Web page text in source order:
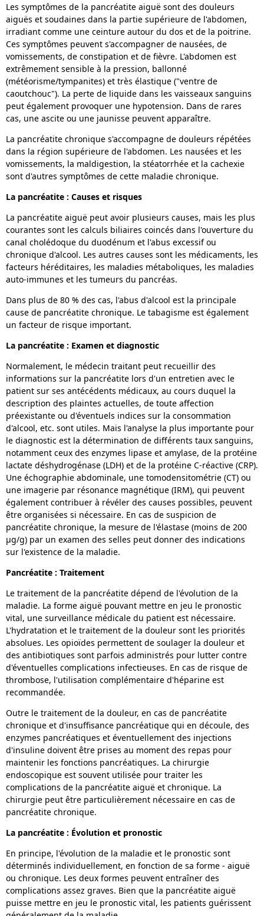
Les symptômes de la pancréatite aiguë sont des douleurs
aiguës et soudaines dans la partie supérieure de l'abdomen,
irradiant comme une ceinture autour du dos et de la poitrine.
Ces symptômes peuvent s'accompagner de nausées, de
vomissements, de constipation et de fièvre. L'abdomen est
extrêmement sensible à la pression, ballonné
(météorisme/tympanites) et très élastique ("ventre de
caoutchouc"). La perte de liquide dans les vaisseaux sanguins
peut également provoquer une hypotension. Dans de rares
cas, une ascite ou une jaunisse peuvent apparaître.
La pancréatite chronique s'accompagne de douleurs répétées
dans la région supérieure de l'abdomen. Les nausées et les
vomissements, la maldigestion, la stéatorrhée et la cachexie
sont d'autres symptômes de cette maladie chronique.
La pancréatite : Causes et risques
La pancréatite aiguë peut avoir plusieurs causes, mais les plus
courantes sont les calculs biliaires coincés dans l'ouverture du
canal cholédoque du duodénum et l'abus excessif ou
chronique d'alcool. Les autres causes sont les médicaments, les
facteurs héréditaires, les maladies métaboliques, les maladies
auto-immunes et les tumeurs du pancréas.
Dans plus de 80 % des cas, l'abus d'alcool est la principale
cause de pancréatite chronique. Le tabagisme est également
un facteur de risque important.
La pancréatite : Examen et diagnostic
Normalement, le médecin traitant peut recueillir des
informations sur la pancréatite lors d'un entretien avec le
patient sur ses antécédents médicaux, au cours duquel la
description des plaintes actuelles, de toute affection
préexistante ou d'éventuels indices sur la consommation
d'alcool, etc. sont utiles. Mais l'analyse la plus importante pour
le diagnostic est la détermination de différents taux sanguins,
notamment ceux des enzymes lipase et amylase, de la protéine
lactate déshydrogénase (LDH) et de la protéine C-réactive (CRP).
Une échographie abdominale, une tomodensitométrie (CT) ou
une imagerie par résonance magnétique (IRM), qui peuvent
également contribuer à révéler des causes possibles, peuvent
être organisées si nécessaire. En cas de suspicion de
pancréatite chronique, la mesure de l'élastase (moins de 200
µg/g) par un examen des selles peut donner des indications
sur l'existence de la maladie.
Pancréatite : Traitement
Le traitement de la pancréatite dépend de l'évolution de la
maladie. La forme aiguë pouvant mettre en jeu le pronostic
vital, une surveillance médicale du patient est nécessaire.
L'hydratation et le traitement de la douleur sont les priorités
absolues. Les opioïdes permettent de soulager la douleur et
des antibiotiques sont parfois administrés pour lutter contre
d'éventuelles complications infectieuses. En cas de risque de
thrombose, l'utilisation complémentaire d'héparine est
recommandée.
Outre le traitement de la douleur, en cas de pancréatite
chronique et d'insuffisance pancréatique qui en découle, des
enzymes pancréatiques et éventuellement des injections
d'insuline doivent être prises au moment des repas pour
maintenir les fonctions pancréatiques. La chirurgie
endoscopique est souvent utilisée pour traiter les
complications de la pancréatite aiguë et chronique. La
chirurgie peut être particulièrement nécessaire en cas de
pancréatite chronique.
La pancréatite : Évolution et pronostic
En principe, l'évolution de la maladie et le pronostic sont
déterminés individuellement, en fonction de sa forme - aiguë
ou chronique. Les deux formes peuvent entraîner des
complications assez graves. Bien que la pancréatite aiguë
puisse mettre en jeu le pronostic vital, les patients guérissent